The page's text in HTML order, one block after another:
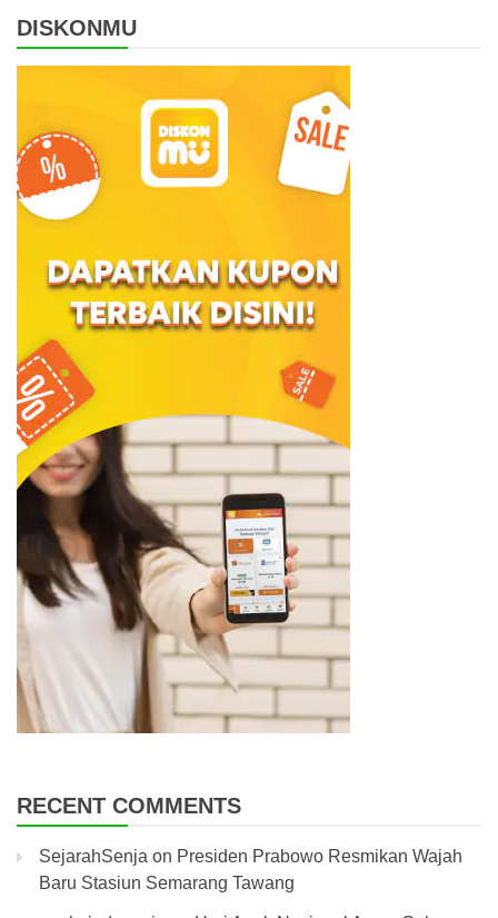
DISKONMU
RECENT COMMENTS
SejarahSenja on Presiden Prabowo Resmikan Wajah
Baru Stasiun Semarang Tawang